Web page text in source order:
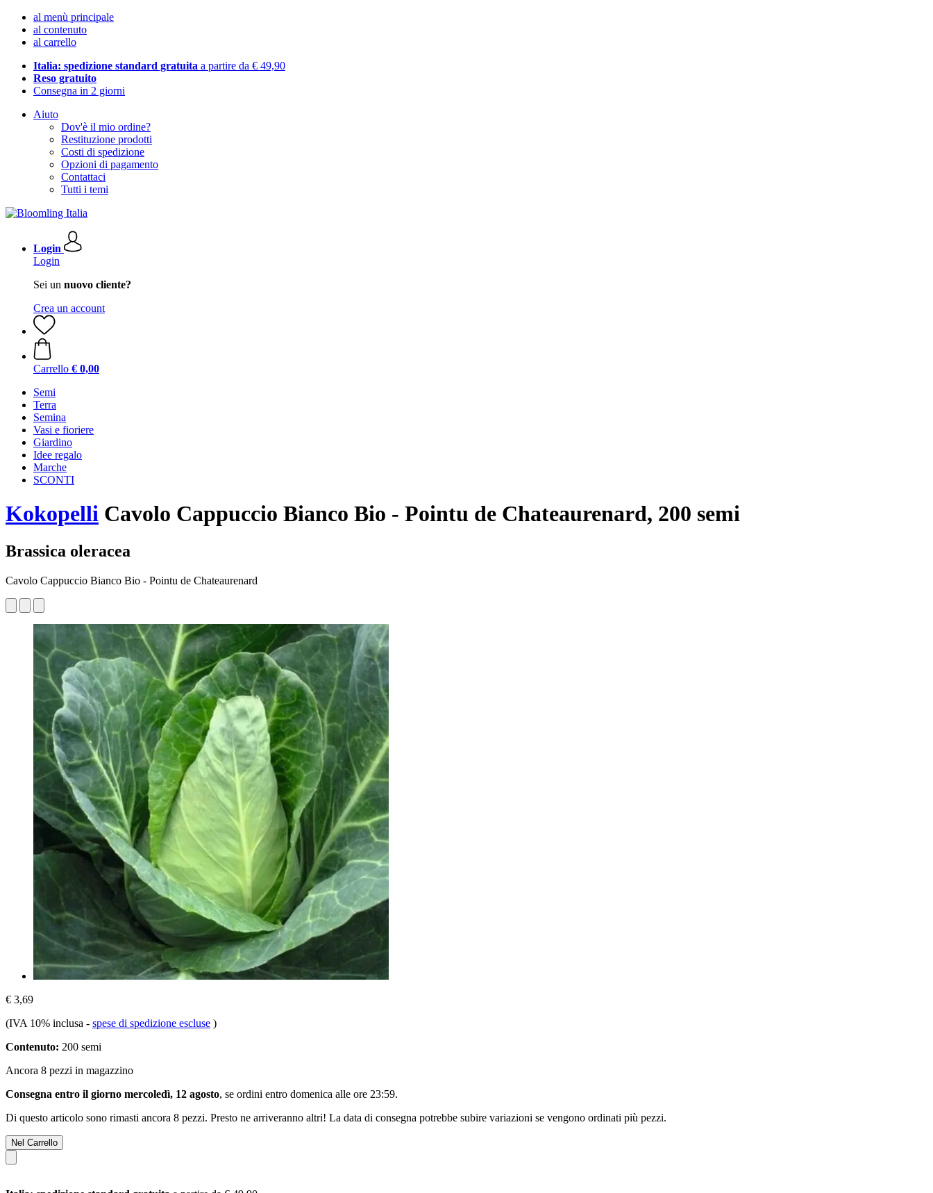
al menù principale
al contenuto
al carrello
Italia: spedizione standard gratuita a partire da € 49,90
Reso gratuito
Consegna in 2 giorni
Aiuto
Dov'è il mio ordine?
Restituzione prodotti
Costi di spedizione
Opzioni di pagamento
Contattaci
Tutti i temi
Login
Login
Sei un nuovo cliente?
Crea un account
Carrello € 0,00
Semi
Terra
Semina
Vasi e fioriere
Giardino
Idee regalo
Marche
SCONTI
Kokopelli Cavolo Cappuccio Bianco Bio - Pointu de Chateaurenard, 200 semi
Brassica oleracea
Cavolo Cappuccio Bianco Bio - Pointu de Chateaurenard
€ 3,69
(IVA 10% inclusa - spese di spedizione escluse )
Contenuto: 200 semi
Ancora 8 pezzi in magazzino
Consegna entro il giorno mercoledì, 12 agosto, se ordini entro domenica alle ore 23:59.
Di questo articolo sono rimasti ancora 8 pezzi. Presto ne arriveranno altri! La data di consegna potrebbe subire variazioni se vengono ordinati più pezzi.
Nel Carrello